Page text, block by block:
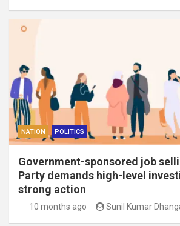
NATION POLITICS
Government-sponsored job
Party demands high-level
strong action
10 months ago Sunil Kumar